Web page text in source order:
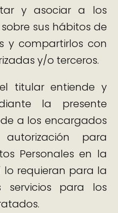
y asociar a los
sus hábitos de
y compartirlos con
y/o terceros.
titular entiende y
la presente
a los encargados
para
Personales en la
requieran para la
servicios para los